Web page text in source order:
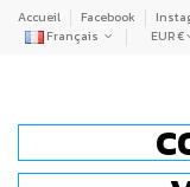
Accueil Facebook
Français
EUR €